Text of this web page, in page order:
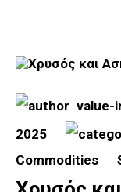
value-
2025
Commodities